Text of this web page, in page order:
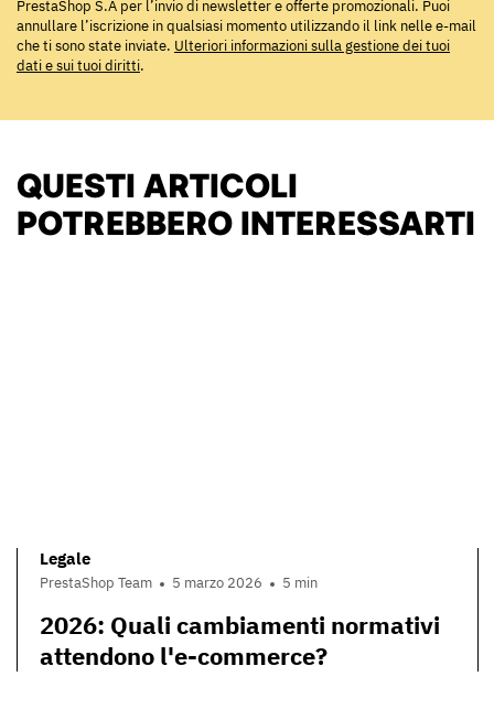
PrestaShop S.A per l’invio di newsletter e offerte promozionali. Puoi
annullare l’iscrizione in qualsiasi momento utilizzando il link nelle e-mail
che ti sono state inviate. Ulteriori informazioni sulla gestione dei tuoi
dati e sui tuoi diritti.
QUESTI ARTICOLI
POTREBBERO INTERESSARTI
Legale
PrestaShop Team 5 marzo 2026 5 min
2026: Quali cambiamenti normativi
attendono l'e-commerce?